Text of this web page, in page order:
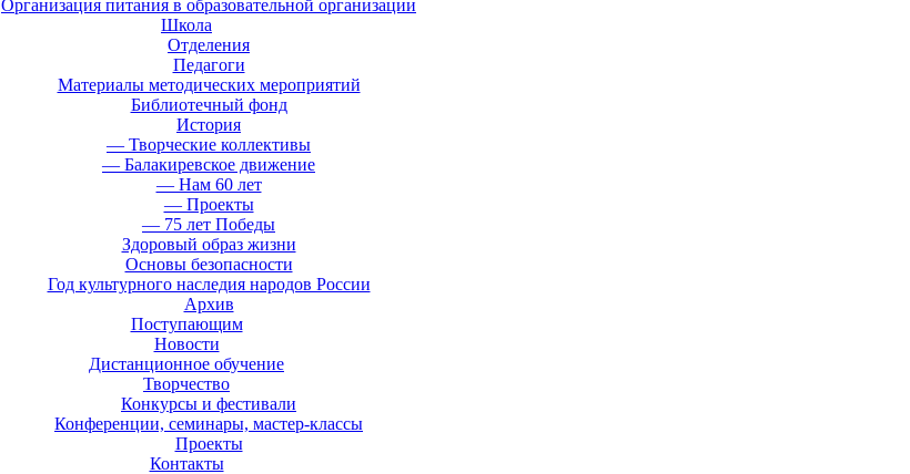
Организация питания в образовательной организации
Школа
Отделения
Педагоги
Материалы методических мероприятий
Библиотечный фонд
История
— Творческие коллективы
— Балакиревское движение
— Нам 60 лет
— Проекты
— 75 лет Победы
Здоровый образ жизни
Основы безопасности
Год культурного наследия народов России
Архив
Поступающим
Новости
Дистанционное обучение
Творчество
Конкурсы и фестивали
Конференции, семинары, мастер-классы
Проекты
Контакты